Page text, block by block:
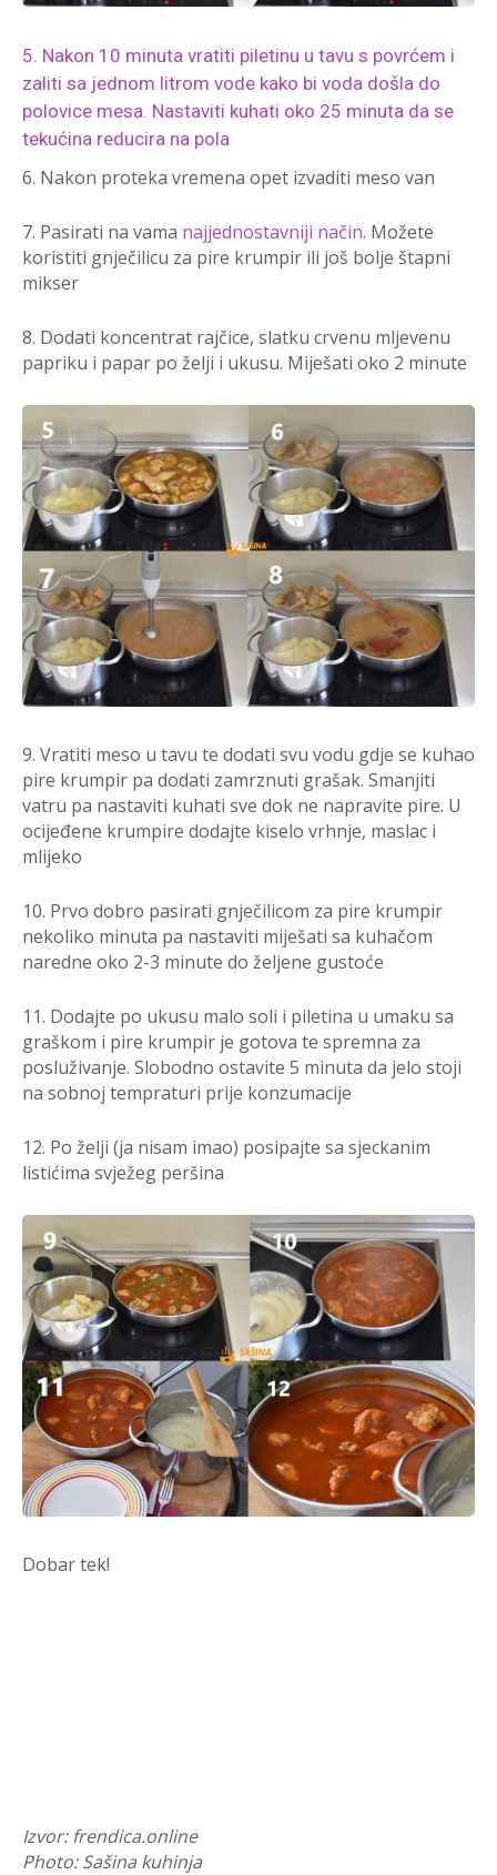
5. Nakon 10 minuta vratiti piletinu u tavu s povrćem i
zaliti sa jednom litrom vode kako bi voda došla do
polovice mesa. Nastaviti kuhati oko 25 minuta da se
tekućina reducira na pola
6. Nakon proteka vremena opet izvaditi meso van
7. Pasirati na vama najjednostavniji način. Možete
koristiti gnječilicu za pire krumpir ili još bolje štapni
mikser
8. Dodati koncentrat rajčice, slatku crvenu mljevenu
papriku i papar po želji i ukusu. Miješati oko 2 minute
9. Vratiti meso u tavu te dodati svu vodu gdje se kuhao
pire krumpir pa dodati zamrznuti grašak. Smanjiti
vatru pa nastaviti kuhati sve dok ne napravite pire. U
ocijeđene krumpire dodajte kiselo vrhnje, maslac i
mlijeko
10. Prvo dobro pasirati gnječilicom za pire krumpir
nekoliko minuta pa nastaviti miješati sa kuhačom
naredne oko 2-3 minute do željene gustoće
11. Dodajte po ukusu malo soli i piletina u umaku sa
graškom i pire krumpir je gotova te spremna za
posluživanje. Slobodno ostavite 5 minuta da jelo stoji
na sobnoj tempraturi prije konzumacije
12. Po želji (ja nisam imao) posipajte sa sjeckanim
listićima svježeg peršina
Dobar tek!
Izvor: frendica.online
Photo: Sašina kuhinja